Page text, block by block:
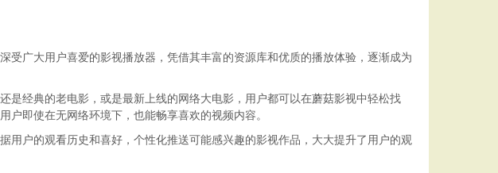
广大用户喜爱的影视播放器，凭借其丰富的资源库和优质的播放体验，逐渐成为
经典的老电影，或是最新上线的网络大电影，用户都可以在蘑菇影视中轻松找
即使在无网络环境下，也能畅享喜欢的视频内容。
户的观看历史和喜好，个性化推送可能感兴趣的影视作品，大大提升了用户的观